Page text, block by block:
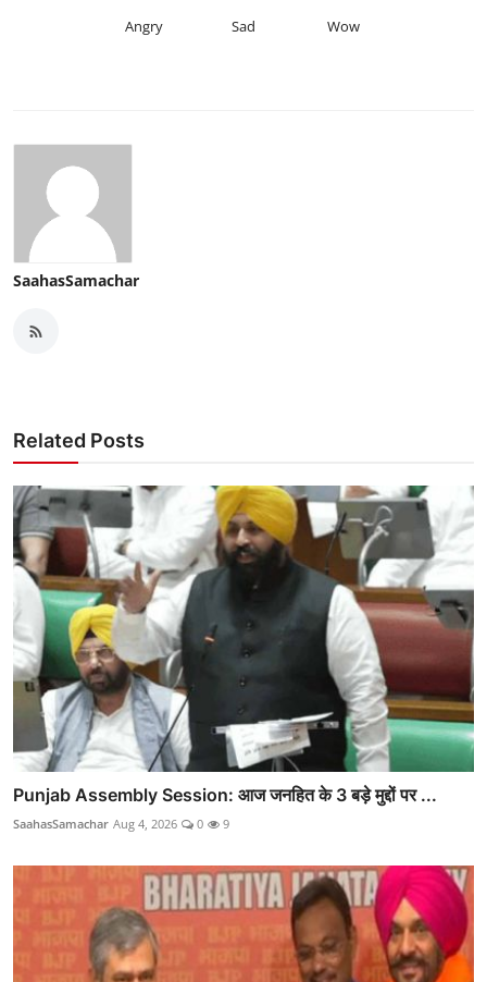
Angry Sad Wow
SaahasSamachar
Related Posts
Punjab Assembly Session: आज जनहित के 3 बड़े मुद्दों पर ...
SaahasSamachar Aug 4, 2026 0 9